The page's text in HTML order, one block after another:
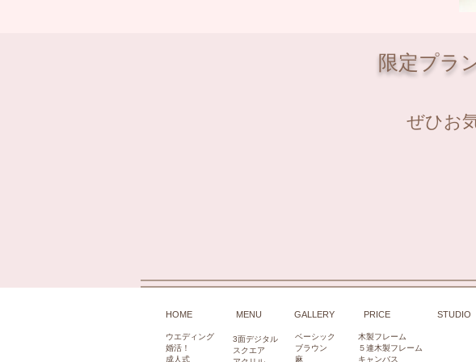
限定プラ
ぜひお
HOME ​MENU GALLERY PRICE STUDIO
ウエディング
​婚活！
成人式
3面デジタル
スクエア​
ベーシック
ブラウン
麻
木製フレーム
５連木製フレーム
キャンバス